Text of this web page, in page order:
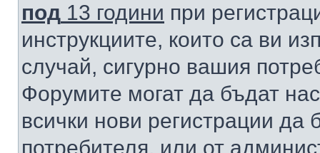
под 13 години при
инструкциите, които са ви
случай, сигурно вашия
Форумите могат да бъдат
всички нови регистрации да
потребителя, или от